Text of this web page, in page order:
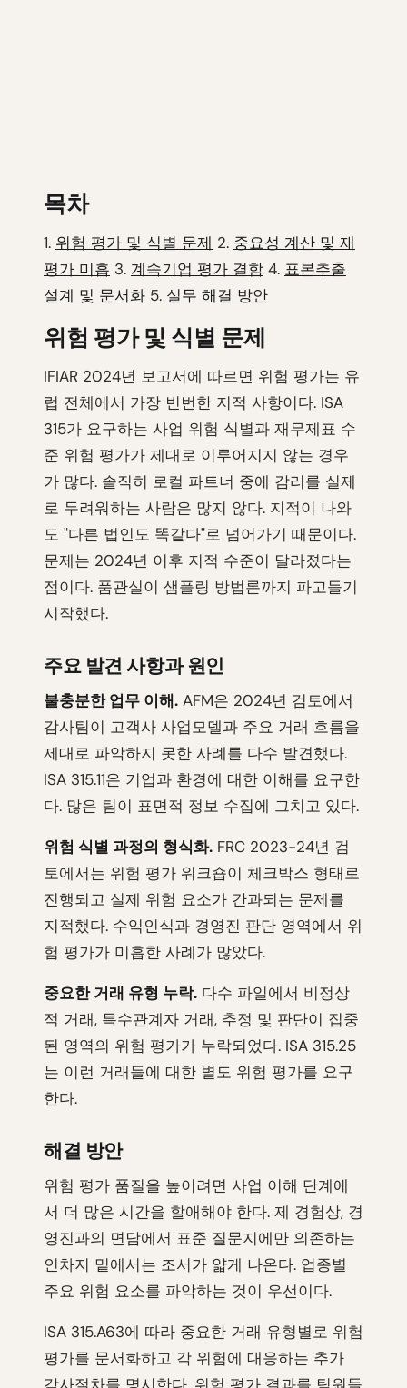
목차
1. 위험 평가 및 식별 문제 2. 중요성 계산 및 재
평가 미흡 3. 계속기업 평가 결함 4. 표본추출
설계 및 문서화 5. 실무 해결 방안
위험 평가 및 식별 문제
IFIAR 2024년 보고서에 따르면 위험 평가는 유
럽 전체에서 가장 빈번한 지적 사항이다. ISA
315가 요구하는 사업 위험 식별과 재무제표 수
준 위험 평가가 제대로 이루어지지 않는 경우
가 많다. 솔직히 로컬 파트너 중에 감리를 실제
로 두려워하는 사람은 많지 않다. 지적이 나와
도 "다른 법인도 똑같다"로 넘어가기 때문이다.
문제는 2024년 이후 지적 수준이 달라졌다는
점이다. 품관실이 샘플링 방법론까지 파고들기
시작했다.
주요 발견 사항과 원인
불충분한 업무 이해. AFM은 2024년 검토에서
감사팀이 고객사 사업모델과 주요 거래 흐름을
제대로 파악하지 못한 사례를 다수 발견했다.
ISA 315.11은 기업과 환경에 대한 이해를 요구한
다. 많은 팀이 표면적 정보 수집에 그치고 있다.
위험 식별 과정의 형식화. FRC 2023-24년 검
토에서는 위험 평가 워크숍이 체크박스 형태로
진행되고 실제 위험 요소가 간과되는 문제를
지적했다. 수익인식과 경영진 판단 영역에서 위
험 평가가 미흡한 사례가 많았다.
중요한 거래 유형 누락. 다수 파일에서 비정상
적 거래, 특수관계자 거래, 추정 및 판단이 집중
된 영역의 위험 평가가 누락되었다. ISA 315.25
는 이런 거래들에 대한 별도 위험 평가를 요구
한다.
해결 방안
위험 평가 품질을 높이려면 사업 이해 단계에
서 더 많은 시간을 할애해야 한다. 제 경험상, 경
영진과의 면담에서 표준 질문지에만 의존하는
인차지 밑에서는 조서가 얇게 나온다. 업종별
주요 위험 요소를 파악하는 것이 우선이다.
ISA 315.A63에 따라 중요한 거래 유형별로 위험
평가를 문서화하고 각 위험에 대응하는 추가